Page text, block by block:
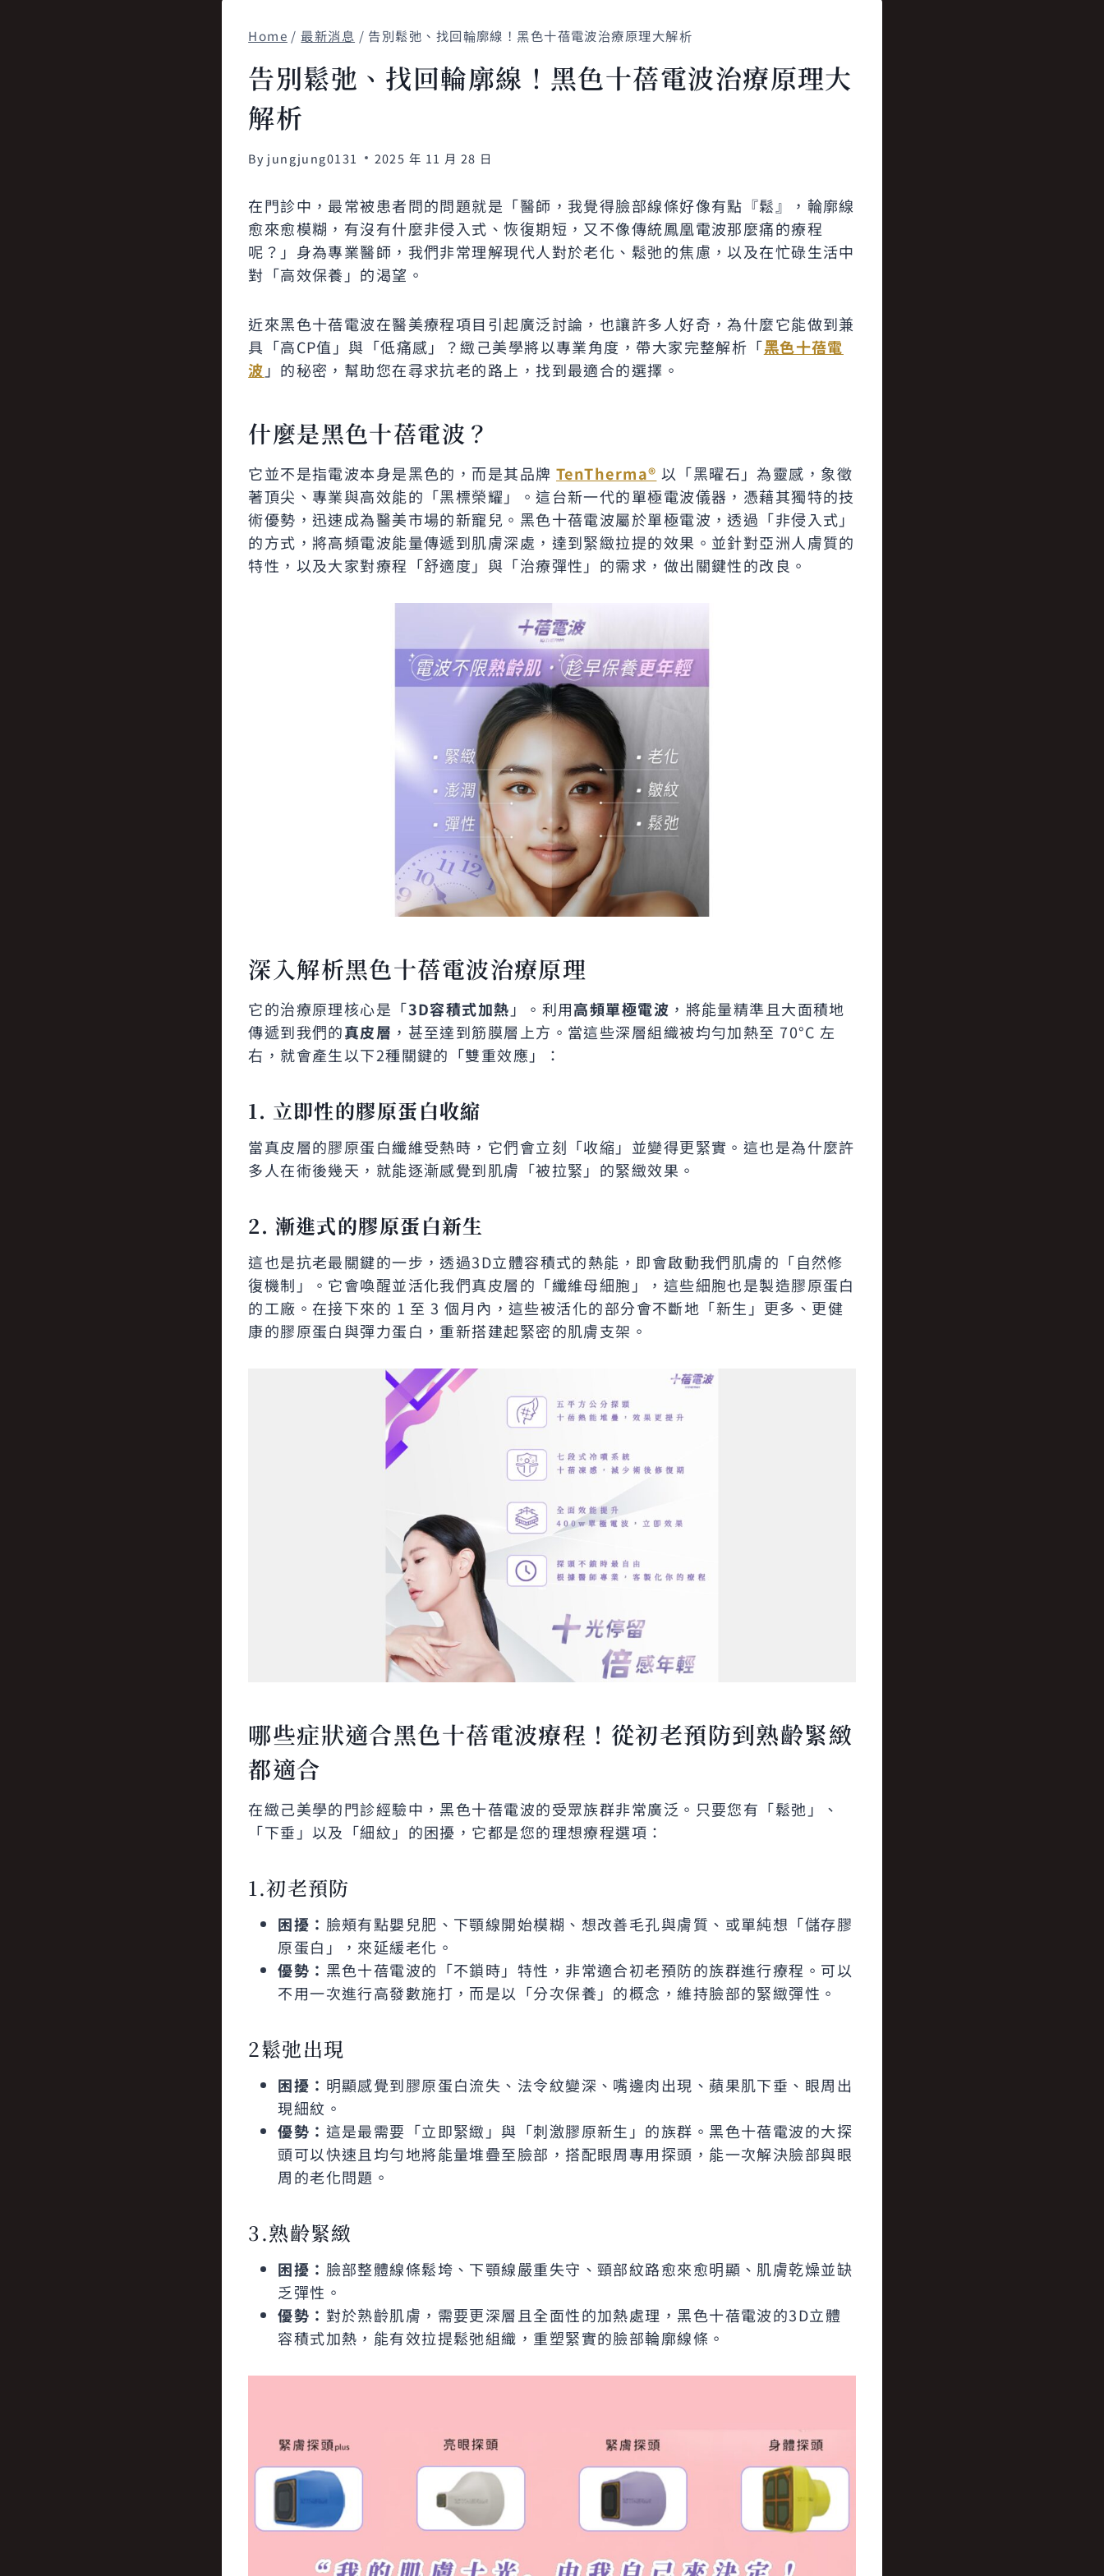
Home / 最新消息 / 告別鬆弛、找回輪廓線！黑色十蓓電波治療原理大解析
告別鬆弛、找回輪廓線！黑色十蓓電波治療原理大
解析
By jungjung0131 2025 年 11 月 28 日
在門診中，最常被患者問的問題就是「醫師，我覺得臉部線條好像有點『鬆』，輪廓線
愈來愈模糊，有沒有什麼非侵入式、恢復期短，又不像傳統鳳凰電波那麼痛的療程
呢？」身為專業醫師，我們非常理解現代人對於老化、鬆弛的焦慮，以及在忙碌生活中
對「高效保養」的渴望。
近來黑色十蓓電波在醫美療程項目引起廣泛討論，也讓許多人好奇，為什麼它能做到兼
具「高CP值」與「低痛感」？緻己美學將以專業角度，帶大家完整解析「黑色十蓓電
波 」的秘密，幫助您在尋求抗老的路上，找到最適合的選擇。
什麼是黑色十蓓電波？
它並不是指電波本身是黑色的，而是其品牌 TenTherma® 以「黑曜石」為靈感，象徵
著頂尖、專業與高效能的「黑標榮耀」。這台新一代的單極電波儀器，憑藉其獨特的技
術優勢，迅速成為醫美市場的新寵兒。黑色十蓓電波屬於單極電波，透過「非侵入式」
的方式，將高頻電波能量傳遞到肌膚深處，達到緊緻拉提的效果。並針對亞洲人膚質的
特性，以及大家對療程「舒適度」與「治療彈性」的需求，做出關鍵性的改良。
深入解析黑色十蓓電波治療原理
它的治療原理核心是「3D容積式加熱 」。利用高頻單極電波 ，將能量精準且大面積地
傳遞到我們的真皮層 ，甚至達到筋膜層上方。當這些深層組織被均勻加熱至 70°C 左
右，就會產生以下2種關鍵的「雙重效應」：
1. 立即性的膠原蛋白收縮
當真皮層的膠原蛋白纖維受熱時，它們會立刻「收縮」並變得更緊實。這也是為什麼許
多人在術後幾天，就能逐漸感覺到肌膚「被拉緊」的緊緻效果。
2. 漸進式的膠原蛋白新生
這也是抗老最關鍵的一步，透過3D立體容積式的熱能，即會啟動我們肌膚的「自然修
復機制」。它會喚醒並活化我們真皮層的「纖維母細胞」，這些細胞也是製造膠原蛋白
的工廠。在接下來的 1 至 3 個月內，這些被活化的部分會不斷地「新生」更多、更健
康的膠原蛋白與彈力蛋白，重新搭建起緊密的肌膚支架。
哪些症狀適合黑色十蓓電波療程！從初老預防到熟齡緊緻
都適合
在緻己美學的門診經驗中，黑色十蓓電波的受眾族群非常廣泛。只要您有「鬆弛」、
「下垂」以及「細紋」的困擾，它都是您的理想療程選項：
1.初老預防
困擾： 臉頰有點嬰兒肥、下顎線開始模糊、想改善毛孔與膚質、或單純想「儲存膠
原蛋白」，來延緩老化。
優勢： 黑色十蓓電波的「不鎖時」特性，非常適合初老預防的族群進行療程。可以
不用一次進行高發數施打，而是以「分次保養」的概念，維持臉部的緊緻彈性。
2鬆弛出現
困擾： 明顯感覺到膠原蛋白流失、法令紋變深、嘴邊肉出現、蘋果肌下垂、眼周出
現細紋。
優勢： 這是最需要「立即緊緻」與「刺激膠原新生」的族群。黑色十蓓電波的大探
頭可以快速且均勻地將能量堆疊至臉部，搭配眼周專用探頭，能一次解決臉部與眼
周的老化問題。
3.熟齡緊緻
困擾： 臉部整體線條鬆垮、下顎線嚴重失守、頸部紋路愈來愈明顯、肌膚乾燥並缺
乏彈性。
優勢： 對於熟齡肌膚，需要更深層且全面性的加熱處理，黑色十蓓電波的3D立體
容積式加熱，能有效拉提鬆弛組織，重塑緊實的臉部輪廓線條。